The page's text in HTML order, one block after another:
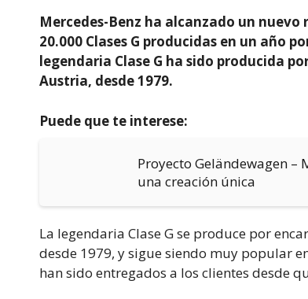
Mercedes-Benz ha alcanzado un
20.000 Clases G producidas en un año
legendaria Clase G ha sido producida
Austria, desde 1979.
Puede que te interese:
Proyecto Geländewagen –
una creación única
La legendaria Clase G se produce por
desde 1979, y sigue siendo muy popular
han sido entregados a los clientes desde